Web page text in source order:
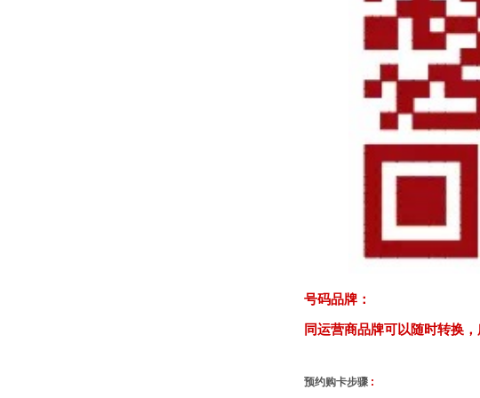
号码品牌：
同运营商品牌可以随时转换
预约购卡步骤 :